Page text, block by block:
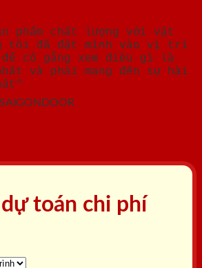
phẩm chất lượng với vật
tôi đã đặt mình vào vị trí
để cố gắng xem điều gì là
và phải mang đến sự hài
toán chi phí